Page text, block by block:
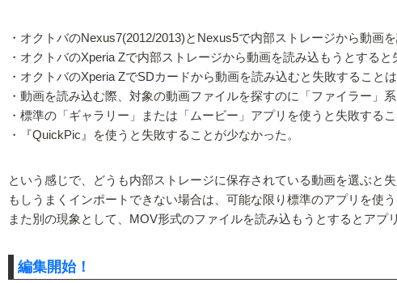
・オクトバのNexus7(2012/2013)とNexus5で内部ストレージから動画
・オクトバのXperia Zで内部ストレージから動画を読み込もうとすると
・オクトバのXperia ZでSDカードから動画を読み込むと失敗することは
・動画を読み込む際、対象の動画ファイルを探すのに「ファイラー」
・標準の「ギャラリー」または「ムービー」アプリを使うと失敗するこ
・『QuickPic』を使うと失敗することが少なかった。
という感じで、どうも内部ストレージに保存されている動画を選ぶと
もしうまくインポートできない場合は、可能な限り標準のアプリを使
また別の現象として、MOV形式のファイルを読み込もうとするとアプ
編集開始！